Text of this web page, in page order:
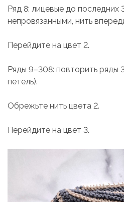
Ряд 8: лицевые до последних
непровязанными, нить
Перейдите на цвет 2.
Ряды 9–308: повторить ряды
петель).
Обрежьте нить цвета 2.
Перейдите на цвет 3.